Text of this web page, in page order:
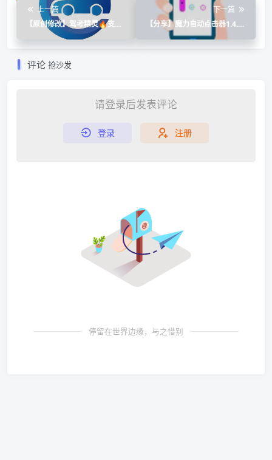
上一篇
【原创修改】驾考精灵🔥支持
科二科三模拟练车🔥解锁至尊
下一篇
【分享】魔力自动点击器1.4.24
🔥刷视频薅羊毛神器~可识别图
评论 抢沙发
请登录后发表评论
登录 注册
停留在世界边缘，与之惜别